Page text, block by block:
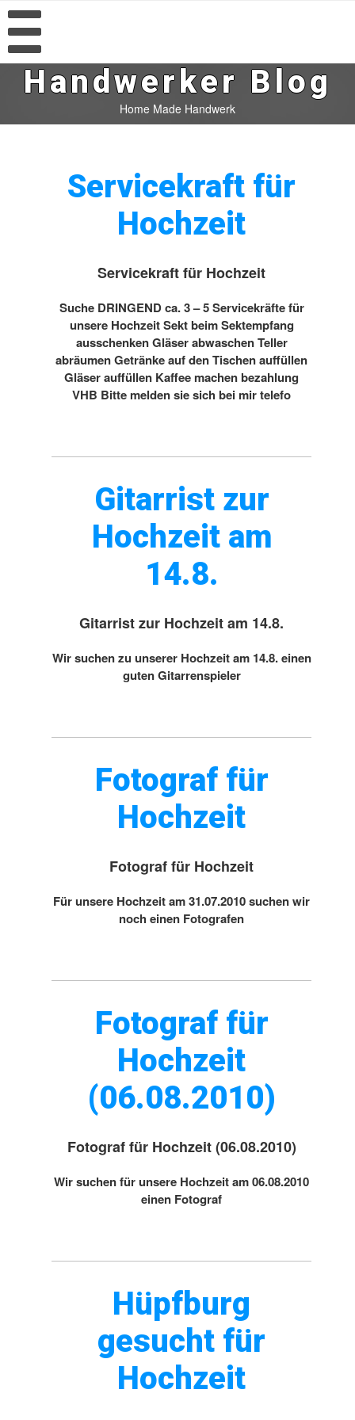
Handwerker Blog
Home Made Handwerk
Servicekraft für
Hochzeit
Servicekraft für Hochzeit
Suche DRINGEND ca. 3 – 5 Servicekräfte für
unsere Hochzeit Sekt beim Sektempfang
ausschenken Gläser abwaschen Teller
abräumen Getränke auf den Tischen auffüllen
Gläser auffüllen Kaffee machen bezahlung
VHB Bitte melden sie sich bei mir telefo
Gitarrist zur
Hochzeit am
14.8.
Gitarrist zur Hochzeit am 14.8.
Wir suchen zu unserer Hochzeit am 14.8. einen
guten Gitarrenspieler
Fotograf für
Hochzeit
Fotograf für Hochzeit
Für unsere Hochzeit am 31.07.2010 suchen wir
noch einen Fotografen
Fotograf für
Hochzeit
(06.08.2010)
Fotograf für Hochzeit (06.08.2010)
Wir suchen für unsere Hochzeit am 06.08.2010
einen Fotograf
Hüpfburg
gesucht für
Hochzeit